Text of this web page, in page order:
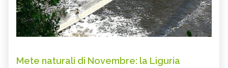
Mete naturali di Novembre: la Liguria